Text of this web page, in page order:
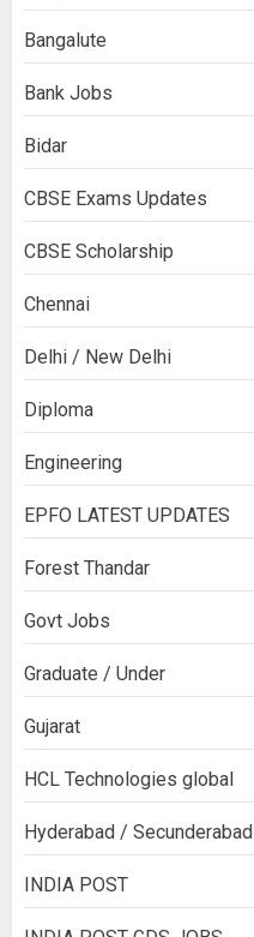
Bangalute
Bank Jobs
Bidar
CBSE Exams Updates
CBSE Scholarship
Chennai
Delhi / New Delhi
Diploma
Engineering
EPFO LATEST UPDATES
Forest Thandar
Govt Jobs
Graduate / Under
Gujarat
HCL Technologies global
Hyderabad / Secunderabad
INDIA POST